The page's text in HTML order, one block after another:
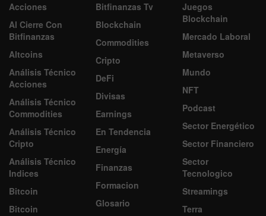
Acciones
Al Cierre Con
Bitfinanzas
Altcoins
Análisis Técnico
Acciones
Análisis Técnico
Commodities
Análisis Técnico
Cripto
Análisis Técnico
Indices
Bitcoin
Bitcoin
Bitfinanzas Tv
Blockchain
Commodities
Cripto
DeFi
Divisas
Earnings
En Tendencia
Energía
Finanzas
Formacion
Glosario
Juegos
Blockchain
Mercado Laboral
Metaverso
Mundo
NFT
Podcast
Sector Energético
Sector Financiero
Sector
Tecnologico
Streamings
Terra